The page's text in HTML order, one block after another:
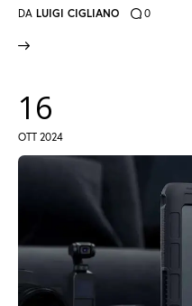
DA LUIGI CIGLIANO 0
16
OTT 2024